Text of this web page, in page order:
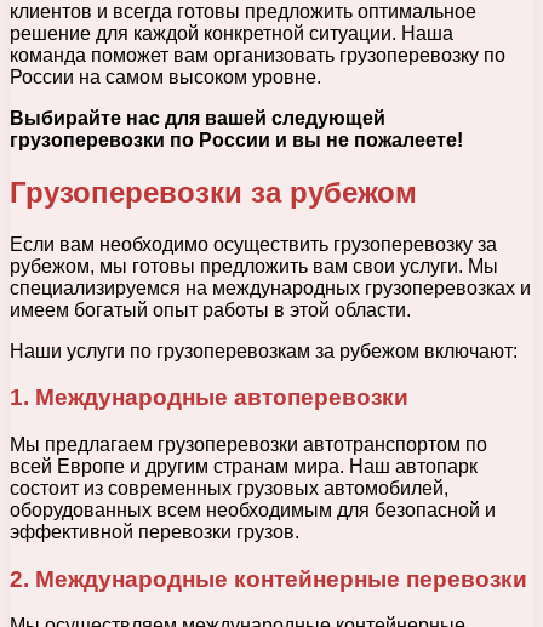
клиентов и всегда готовы предложить оптимальное
решение для каждой конкретной ситуации. Наша
команда поможет вам организовать грузоперевозку по
России на самом высоком уровне.
Выбирайте нас для вашей следующей
грузоперевозки по России и вы не пожалеете!
Грузоперевозки за рубежом
Если вам необходимо осуществить грузоперевозку за
рубежом, мы готовы предложить вам свои услуги. Мы
специализируемся на международных грузоперевозках и
имеем богатый опыт работы в этой области.
Наши услуги по грузоперевозкам за рубежом включают:
1. Международные автоперевозки
Мы предлагаем грузоперевозки автотранспортом по
всей Европе и другим странам мира. Наш автопарк
состоит из современных грузовых автомобилей,
оборудованных всем необходимым для безопасной и
эффективной перевозки грузов.
2. Международные контейнерные перевозки